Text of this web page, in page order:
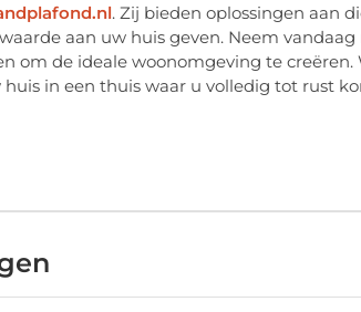
. Zij bieden oplossingen aan
aan uw huis geven. Neem
om de ideale woonomgeving te
in een thuis waar u volledig tot rust